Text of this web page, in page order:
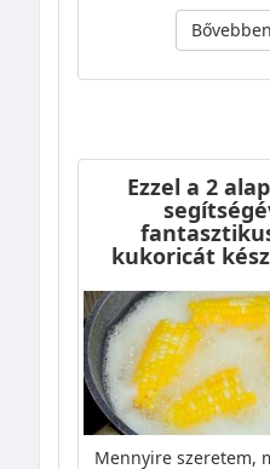
Bővebben
Ezzel a 2
kukoricát
Mennyire szeretem,